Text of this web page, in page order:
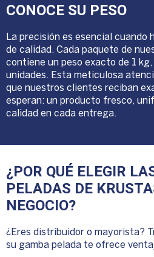
CONOCE SU PESO
La precisión es esencial cuando
de calidad. Cada paquete de
contiene un peso exacto de 1
unidades. Esta meticulosa
que nuestros clientes reciban
esperan: un producto fresco,
calidad en cada entrega.
¿POR QUÉ ELEGIR
PELADAS DE
NEGOCIO?
¿Eres distribuidor o mayorista?
su gamba pelada te ofrece